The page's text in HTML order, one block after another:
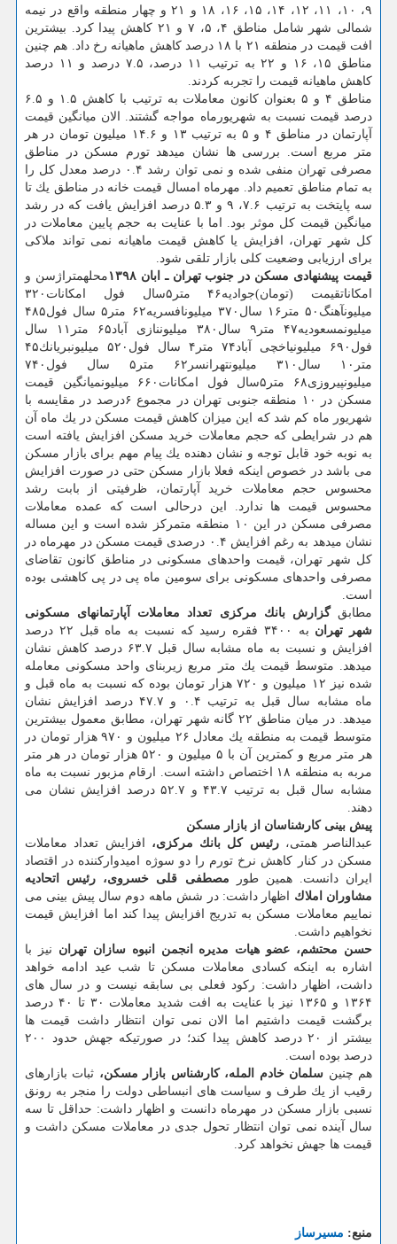
۹، ۱۰، ۱۱، ۱۲، ۱۴، ۱۵، ۱۶، ۱۸ و ۲۱ و چهار منطقه واقع در نیمه
شمالی شهر شامل مناطق ۴، ۵، ۷ و ۲۱ كاهش پیدا كرد. بیشترین
افت قیمت در منطقه ۲۱ با ۱۸ درصد كاهش ماهیانه رخ داد. هم چنین
مناطق ۱۵، ۱۶ و ۲۲ به ترتیب ۱۱ درصد، ۷.۵ درصد و ۱۱ درصد
كاهش ماهیانه قیمت را تجربه كردند.
مناطق ۴ و ۵ بعنوان كانون معاملات به ترتیب با كاهش ۱.۵ و ۶.۵
درصد قیمت نسبت به شهریورماه مواجه گشتند. الان میانگین قیمت
آپارتمان در مناطق ۴ و ۵ به ترتیب ۱۳ و ۱۴.۶ میلیون تومان در هر
متر مربع است. بررسی ها نشان میدهد تورم مسكن در مناطق
مصرفی تهران منفی شده و نمی توان رشد ۰.۴ درصد معدل كل را
به تمام مناطق تعمیم داد. مهرماه امسال قیمت خانه در مناطق یك تا
سه پایتخت به ترتیب ۷.۶، ۹ و ۵.۳ درصد افزایش یافت كه در رشد
میانگین قیمت كل موثر بود. اما با عنایت به حجم پایین معاملات در
كل شهر تهران، افزایش یا كاهش قیمت ماهیانه نمی تواند ملاكی
برای ارزیابی وضعیت كلی بازار تلقی شود.
قیمت پیشنهادی مسكن در جنوب تهران ـ ابان ۱۳۹۸
محلهمتراژسن و
امكاناتقیمت (تومان)جوادیه۴۶ متر۵سال فول امكانات۳۲۰
میلیونآهنگ۵۰ متر۱۶ سال۳۷۰ میلیونافسریه۶۲ متر۵ سال فول۴۸۵
میلیونمسعودیه۴۷ متر۹ سال۳۸۰ میلیوننازی آباد۶۵ متر۱۱ سال
فول۶۹۰ میلیونیاخچی آباد۷۴ متر۴ سال فول۵۲۰ میلیونبریانك۴۵
متر۱۰ سال۳۱۰ میلیونتهرانسر۶۲ متر۵ سال فول۷۴۰
میلیونپیروزی۶۸ متر۵سال فول امكانات۶۶۰ میلیونمیانگین قیمت
مسكن در ۱۰ منطقه جنوبی تهران در مجموع ۶درصد در مقایسه با
شهریور ماه كم شد كه این میزان كاهش قیمت مسكن در یك ماه آن
هم در شرایطی كه حجم معاملات خرید مسكن افزایش یافته است
به نوبه خود قابل توجه و نشان دهنده یك پیام مهم برای بازار مسكن
می باشد در خصوص اینكه فعلا بازار مسكن حتی در صورت افزایش
محسوس حجم معاملات خرید آپارتمان، ظرفیتی از بابت رشد
محسوس قیمت ها ندارد. این درحالی است كه عمده معاملات
مصرفی مسكن در این ۱۰ منطقه متمركز شده است و این مساله
نشان میدهد به رغم افزایش ۰.۴ درصدی قیمت مسكن در مهرماه در
كل شهر تهران، قیمت واحدهای مسكونی در مناطق كانون تقاضای
مصرفی واحدهای مسكونی برای سومین ماه پی در پی كاهشی بوده
است.
مطابقگزارش بانك مركزی تعداد معاملات آپارتمانهای مسكونی
شهر تهران
به ۳۴۰۰ فقره رسید كه نسبت به ماه قبل ۲۲ درصد
افزایش و نسبت به ماه مشابه سال قبل ۶۳.۷ درصد كاهش نشان
میدهد. متوسط قیمت یك متر مربع زیربنای واحد مسكونی معامله
شده نیز ۱۲ میلیون و ۷۲۰ هزار تومان بوده كه نسبت به ماه قبل و
ماه مشابه سال قبل به ترتیب ۰.۴ و ۴۷.۷ درصد افزایش نشان
میدهد. در میان مناطق ۲۲ گانه شهر تهران، مطابق معمول بیشترین
متوسط قیمت به منطقه یك معادل ۲۶ میلیون و ۹۷۰ هزار تومان در
هر متر مربع و كمترین آن با ۵ میلیون و ۵۲۰ هزار تومان در هر متر
مربه به منطقه ۱۸ اختصاص داشته است. ارقام مزبور نسبت به ماه
مشابه سال قبل به ترتیب ۴۳.۷ و ۵۲.۷ درصد افزایش نشان می
دهند.
پیش بینی كارشناسان از بازار مسكن
عبدالناصر همتی،رئیس كل بانك مركزی، افزایش تعداد معاملات
مسكن در كنار كاهش نرخ تورم را دو سوژه امیدواركننده در اقتصاد
ایران دانست. همین طور مصطفی قلی خسروی، رئیس اتحادیه
مشاوران املاك اظهار داشت: در شش ماهه دوم سال پیش بینی می
نماییم معاملات مسكن به تدریج افزایش پیدا كند اما افزایش قیمت
نخواهیم داشت.
حسن محتشم، عضو هیات مدیره انجمن انبوه سازان تهران نیز با
اشاره به اینكه كسادی معاملات مسكن تا شب عید ادامه خواهد
داشت، اظهار داشت: ركود فعلی بی سابقه نیست و در سال های
۱۳۶۴ و ۱۳۶۵ نیز با عنایت به افت شدید معاملات ۳۰ تا ۴۰ درصد
برگشت قیمت داشتیم اما الان نمی توان انتظار داشت قیمت ها
بیشتر از ۲۰ درصد كاهش پیدا كند؛ در صورتیكه جهش حدود ۲۰۰
درصد بوده است.
هم چنین سلمان خادم المله، كارشناس بازار مسكن، ثبات بازارهای
رقیب از یك طرف و سیاست های انبساطی دولت را منجر به رونق
نسبی بازار مسكن در مهرماه دانست و اظهار داشت: حداقل تا سه
سال آینده نمی توان انتظار تحول جدی در معاملات مسكن داشت و
قیمت ها جهش نخواهد كرد.
منبع: مسیرساز